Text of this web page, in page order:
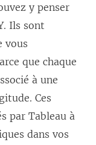
y penser
Ils sont
vous
que chaque
à une
Ces
par Tableau à
dans vos